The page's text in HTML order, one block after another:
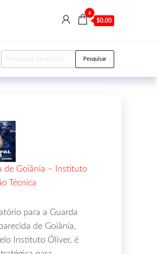
0
$0.00
Pesquisar
de Goiânia – Instituto
Técnica
para a Guarda
de Goiânia,
Instituto Óliver, é